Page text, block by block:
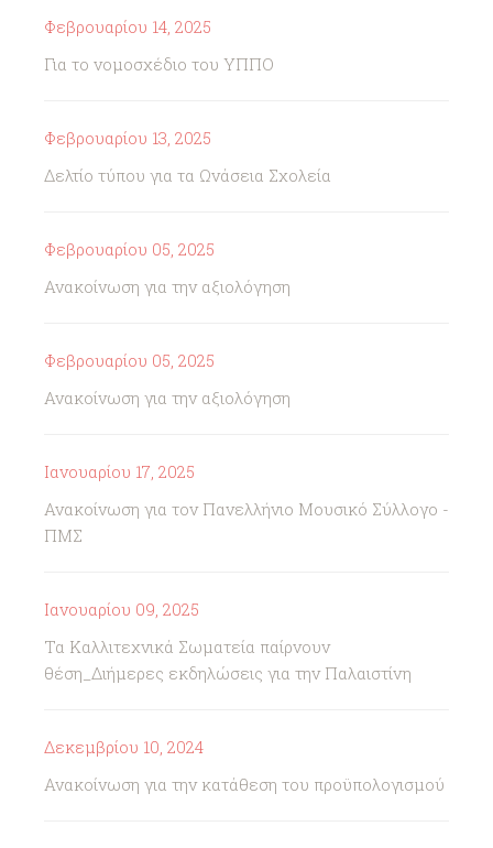
Φεβρουαρίου 14, 2025
Για το νομοσχέδιο του ΥΠΠΟ
Φεβρουαρίου 13, 2025
Δελτίο τύπου για τα Ωνάσεια Σχολεία
Φεβρουαρίου 05, 2025
Ανακοίνωση για την αξιολόγηση
Φεβρουαρίου 05, 2025
Ανακοίνωση για την αξιολόγηση
Ιανουαρίου 17, 2025
Ανακοίνωση για τον Πανελλήνιο Μουσικό Σύλλογο -
ΠΜΣ
Ιανουαρίου 09, 2025
Τα Καλλιτεχνικά Σωματεία παίρνουν
θέση_Διήμερες εκδηλώσεις για την Παλαιστίνη
Δεκεμβρίου 10, 2024
Ανακοίνωση για την κατάθεση του προϋπολογισμού